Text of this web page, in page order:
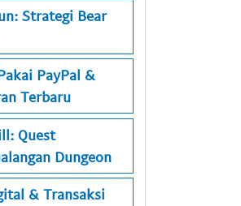
Strategi Bear
PayPal &
Terbaru
Quest
Dungeon
& Transaksi